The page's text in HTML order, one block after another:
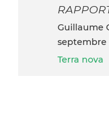
septembre
Terra nova